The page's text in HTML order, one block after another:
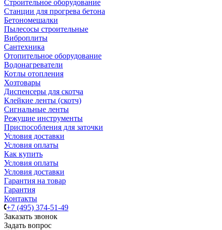
Строительное оборудование
Станции для прогрева бетона
Бетономешалки
Пылесосы строительные
Виброплиты
Сантехника
Отопительное оборудование
Водонагреватели
Котлы отопления
Хозтовары
Диспенсеры для скотча
Клейкие ленты (скотч)
Сигнальные ленты
Режущие инструменты
Приспособления для заточки
Условия доставки
Условия оплаты
Как купить
Условия оплаты
Условия доставки
Гарантия на товар
Гарантия
Контакты
+7 (495) 374-51-49
Заказать звонок
Задать вопрос